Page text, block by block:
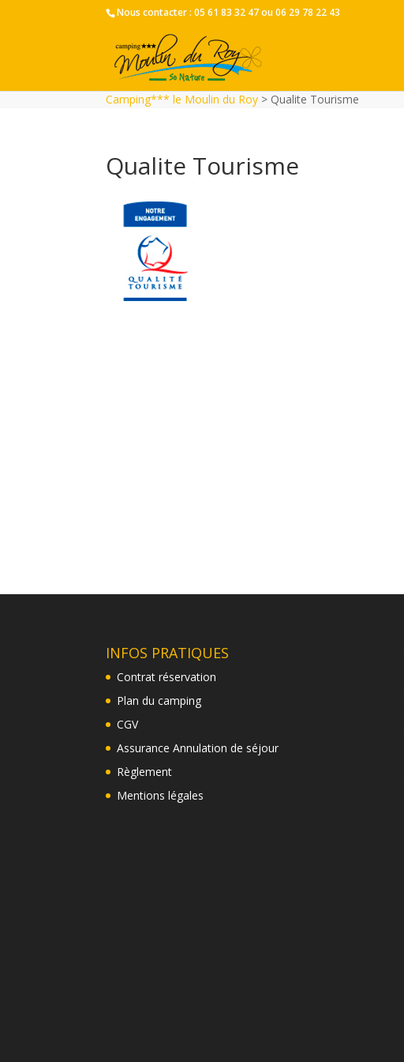
Nous contacter :05 61 83 32 47ou06 29 78 22 43
Camping*** le Moulin du Roy > Qualite Tourisme
Qualite Tourisme
INFOS PRATIQUES
Contrat réservation
Plan du camping
CGV
Assurance Annulation de séjour
Règlement
Mentions légales